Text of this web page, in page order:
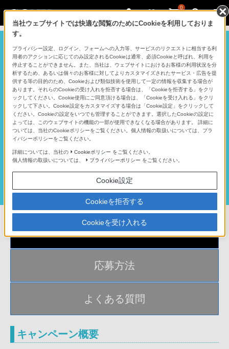
0
キャンペーン内容
応募方法
よくある質問
キャンペーン概要
当社ウェブサイトでは快適な閲覧のためにCookieを利用しておりま
す。
プライバシー設定、ログイン、フォームへの入力等、サービスのリクエストに相当する利
用者のアクションに応じてのみ設定されるCookieは通常、必須Cookieと呼ばれ、利用を
停止することができません。また、当社は、ウェブサイトにおけるお客様の利用状況を分
析するため、あるいは個々のお客様に対してよりカスタマイズされたサービス・広告を提
供する等の目的のため、Cookieおよび類似技術を使用して一定の情報を収集する場合が
あります。それらのCookieの受け入れを拒否する場合は、「Cookieを拒否する」をクリ
ックしてください。Cookie使用にご同意頂ける場合は、「Cookieを受け入れる」をクリ
ックして下さい。Cookie設定をカスタマイズする場合は「Cookie設定」をクリックして
ください。Cookieの設定をいつでも管理することができます。選択したCookieの設定に
よっては、このウェブサイトの機能の一部が使用できなくなる場合があります。 詳細に
ついては、当社のCookieポリシーをご覧ください。個人情報の取扱いについては、プラ
イバシーポリシーをご覧ください。
詳細については、当社の Cookieポリシー をご覧ください。
個人情報の取扱いについては、
プライバシーポリシー をご覧ください。
Cookie設定
Cookieを拒否する
Cookieを受け入れる